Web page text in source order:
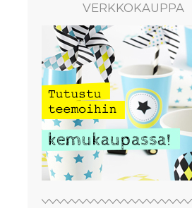
VERKKOKAUPPA